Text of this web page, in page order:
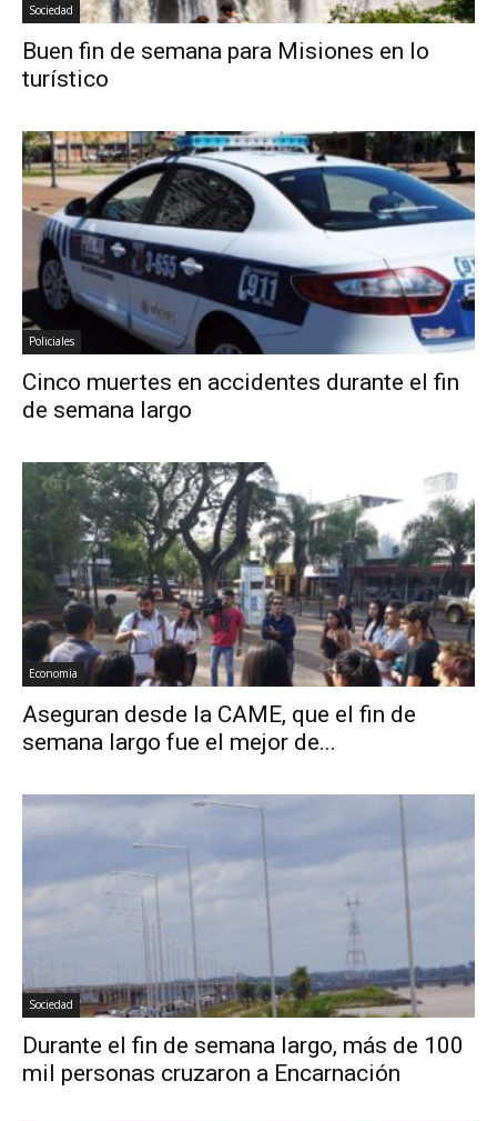
Sociedad
Buen fin de semana para Misiones en lo
turístico
Policiales
Cinco muertes en accidentes durante el fin
de semana largo
Economia
Aseguran desde la CAME, que el fin de
semana largo fue el mejor de...
Sociedad
Durante el fin de semana largo, más de 100
mil personas cruzaron a Encarnación